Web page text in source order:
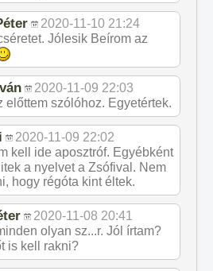
2020-11-10 21:24
Jólesik Beírom az
2020-11-09 22:03
előttem szólóhoz. Egyetértek.
2020-11-09 22:02
kell ide aposztróf. Egyébként
a nyelvet a Zsófival. Nem
hogy régóta kint éltek.
2020-11-08 20:41
olyan sz...r. Jól írtam?
is kell rakni?